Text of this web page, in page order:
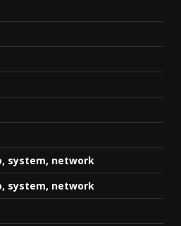
system, network
system, network